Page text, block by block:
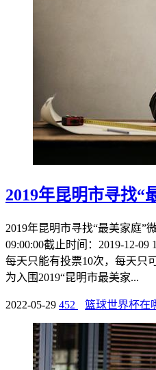
2019年昆明市寻找“
2019年昆明市寻找“最美家庭”
09:00:00截止时间：2019-12-
每天只能有投票10次，每天只
为入围2019“昆明市最美家...
2022-05-29 452 篮球世界杯在